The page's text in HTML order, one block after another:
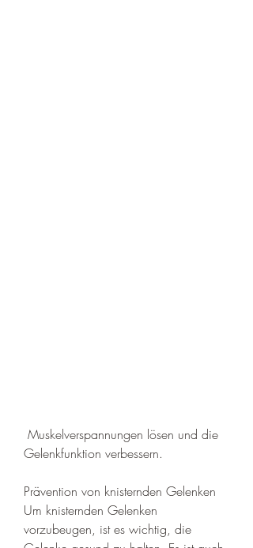
Gelenkfunktion verbessern.
Prävention von knisternden Gelenken
Um knisternden Gelenken
vorzubeugen, ist es wichtig, die